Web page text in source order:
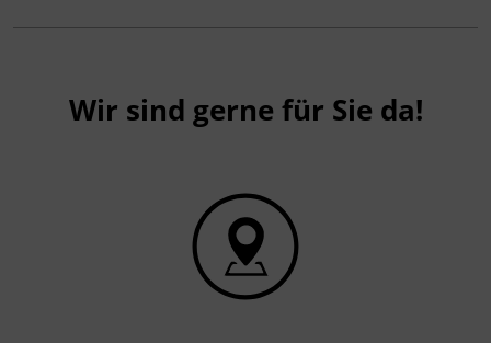
Wir sind gerne für Sie da!